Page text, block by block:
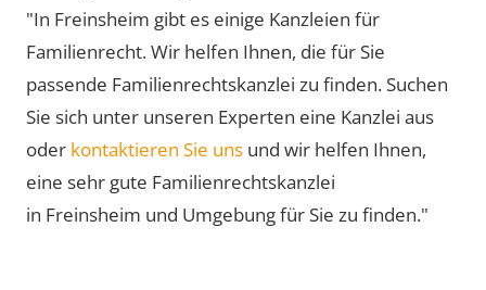
"In Freinsheim gibt es einige Kanzleien für
Familienrecht. Wir helfen Ihnen, die für Sie
passende Familienrechtskanzlei zu finden. Suchen
Sie sich unter unseren Experten eine Kanzlei aus
oder kontaktieren Sie uns und wir helfen Ihnen,
eine sehr gute Familienrechtskanzlei
in Freinsheim und Umgebung für Sie zu finden."